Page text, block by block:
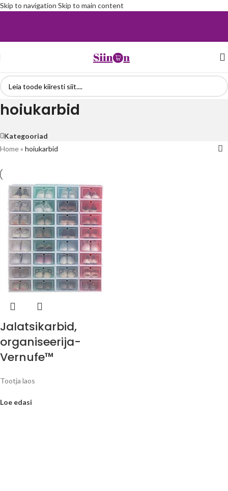
Skip to navigation Skip to main content
hoiukarbid
Kategooriad
Home» hoiukarbid
Jalatsikarbid,
organiseerija-
Vernufe™
Tootja laos
Loe edasi